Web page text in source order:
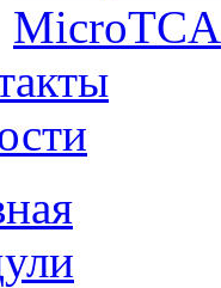
MicroTCA